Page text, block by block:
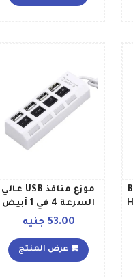
موزع منافذ USB عالي
السرعة 4 في 1 أبيض
أسود53.00 جنيه
عرض المنتج